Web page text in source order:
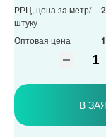
РРЦ, цена за метр/
штуку
Оптовая цена
В